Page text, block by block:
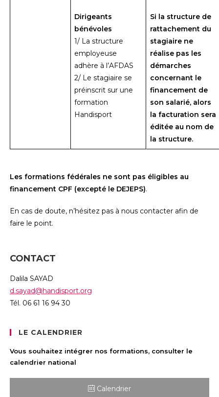
Dirigeants
bénévoles
1/ La structure
employeuse
adhère à l’AFDAS
2/ Le stagiaire se
préinscrit sur une
formation
Handisport
Si la structure de
rattachement du
stagiaire ne
réalise pas les
démarches
concernant le
financement de
son salarié, alors
la facturation sera
éditée au nom de
la structure.
Les formations fédérales ne sont pas éligibles au
financement CPF (excepté le DEJEPS).
En cas de doute, n’hésitez pas à nous contacter afin de
faire le point.
CONTACT
Dalila SAYAD
d.sayad@handisport.org
Tél. 06 61 16 94 30
LE CALENDRIER
Vous souhaitez intégrer nos formations, consulter le
calendrier national
Calendrier